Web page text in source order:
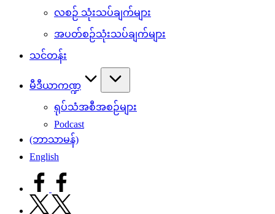
လစဉ် သုံးသပ်ချက်များ
အပတ်စဉ်သုံးသပ်ချက်များ
သင်တန်း
မီဒီယာကဏ္ဍ
ရုပ်သံအစီအစဉ်များ
Podcast
(ဘာသာမန်)
English
facebook.com
twitter.com